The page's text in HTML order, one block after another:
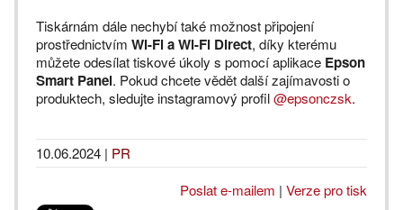
Tiskárnám dále nechybí také možnost připojení
prostřednictvím Wi-Fi a Wi-Fi Direct, díky kterému
můžete odesílat tiskové úkoly s pomocí aplikace Epson
Smart Panel. Pokud chcete vědět další zajímavosti o
produktech, sledujte instagramový profil@epsonczsk.
10.06.2024 | PR
Poslat e-mailem | Verze pro tisk